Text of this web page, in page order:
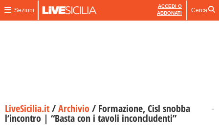
Sezioni
ACCEDI O
ABBONATI
Cerca
LiveSicilia.it/Archivio/ Formazione, Cisl snobba
l’incontro | “Basta con i tavoli inconcludenti”